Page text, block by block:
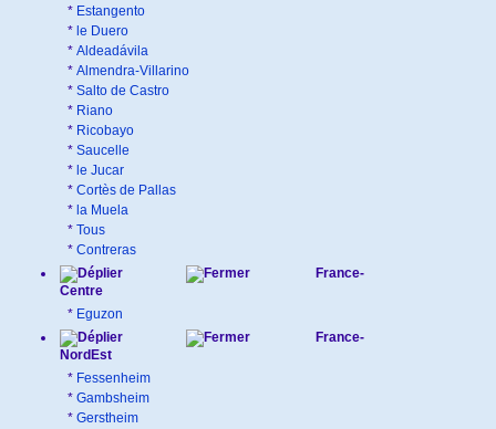
* Estangento
* le Duero
* Aldeadávila
* Almendra-Villarino
* Salto de Castro
* Riano
* Ricobayo
* Saucelle
* le Jucar
* Cortès de Pallas
* la Muela
* Tous
* Contreras
France-
Centre
* Eguzon
France-
NordEst
* Fessenheim
* Gambsheim
* Gerstheim